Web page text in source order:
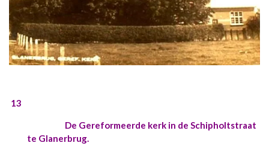
13
De Gereformeerde kerk in de Schipholtstraat
te Glanerbrug.